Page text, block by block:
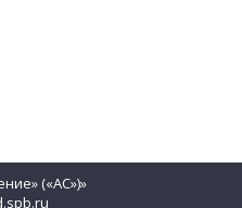
(«АС»)»